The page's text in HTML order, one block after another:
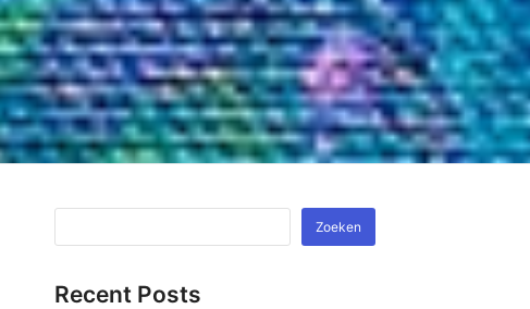
Zoeken
Recent Posts